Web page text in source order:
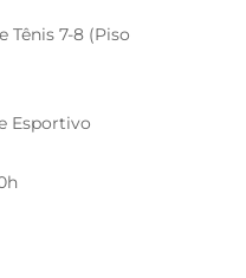
Tênis 7-8 (Piso
Esportivo